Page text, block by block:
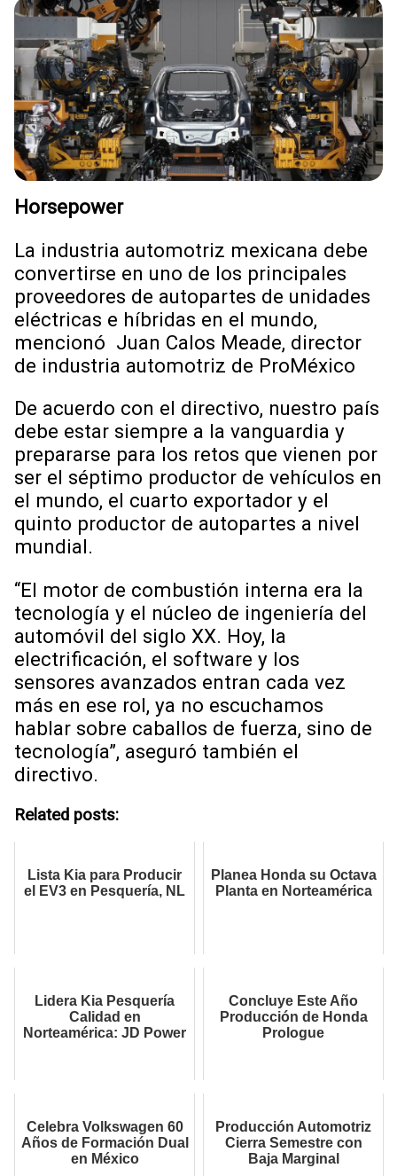
Horsepower
La industria automotriz mexicana debe
convertirse en uno de los principales
proveedores de autopartes de unidades
eléctricas e híbridas en el mundo,
mencionó Juan Calos Meade, director
de industria automotriz de ProMéxico
De acuerdo con el directivo, nuestro país
debe estar siempre a la vanguardia y
prepararse para los retos que vienen por
ser el séptimo productor de vehículos en
el mundo, el cuarto exportador y el
quinto productor de autopartes a nivel
mundial.
“El motor de combustión interna era la
tecnología y el núcleo de ingeniería del
automóvil del siglo XX. Hoy, la
electrificación, el software y los
sensores avanzados entran cada vez
más en ese rol, ya no escuchamos
hablar sobre caballos de fuerza, sino de
tecnología”, aseguró también el
directivo.
Related posts:
Lista Kia para Producir
el EV3 en Pesquería, NL
Planea Honda su Octava
Planta en Norteamérica
Lidera Kia Pesquería
Calidad en
Norteamérica: JD Power
Concluye Este Año
Producción de Honda
Prologue
Celebra Volkswagen 60
Años de Formación Dual
en México
Producción Automotriz
Cierra Semestre con
Baja Marginal